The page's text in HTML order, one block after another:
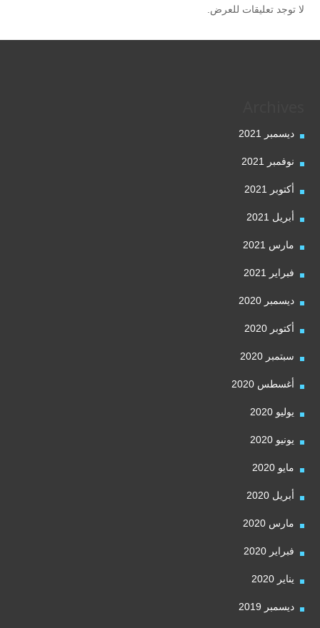
لا توجد تعليقات للعرض.
ديسمبر 2021
نوفمبر 2021
أكتوبر 2021
أبريل 2021
مارس 2021
فبراير 2021
ديسمبر 2020
أكتوبر 2020
سبتمبر 2020
أغسطس 2020
يوليو 2020
يونيو 2020
مايو 2020
أبريل 2020
مارس 2020
فبراير 2020
يناير 2020
ديسمبر 2019